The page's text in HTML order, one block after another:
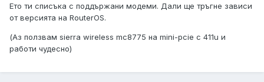
Ето ти списъкa с поддържани модеми. Дали ще тръгне зависи
от версията на RouterOS.
(Аз ползвам sierra wireless mc8775 на mini-pcie с 411u и
работи чудесно)